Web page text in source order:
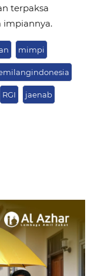
terpaksa
impiannya.
mimpi
RGI jaenab